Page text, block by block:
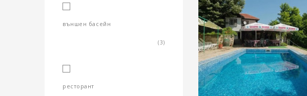
външен басейн
(3)
ресторант